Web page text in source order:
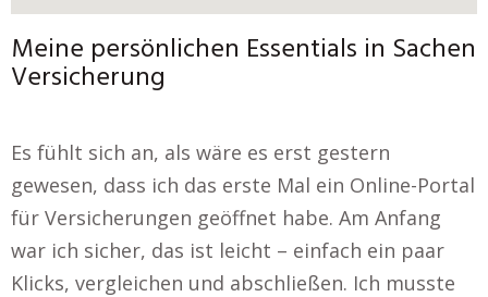
Meine persönlichen Essentials in Sachen
Versicherung
Es fühlt sich an, als wäre es erst gestern
gewesen, dass ich das erste Mal ein Online-Portal
für Versicherungen geöffnet habe. Am Anfang
war ich sicher, das ist leicht – einfach ein paar
Klicks, vergleichen und abschließen. Ich musste